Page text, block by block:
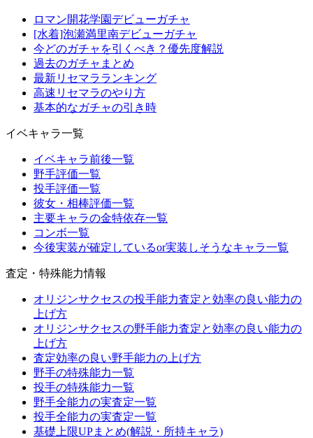
ロマン開花学園デビューガチャ
[水着]泡瀬満里南デビューガチャ
今どのガチャを引くべき？優先度解説
過去のガチャまとめ
最新リセマラランキング
高速リセマラのやり方
基本的なガチャの引き時
イベキャラ一覧
イベキャラ前後一覧
野手評価一覧
投手評価一覧
彼女・相棒評価一覧
主要キャラの金特依存一覧
コンボ一覧
今後実装が確定しているor実装しそうなキャラ一覧
査定・特殊能力情報
オリジンサクセスの投手能力査定と効率の良い能力の
上げ方
オリジンサクセスの野手能力査定と効率の良い能力の
上げ方
査定効率の良い野手能力の上げ方
野手の特殊能力一覧
投手の特殊能力一覧
野手全能力の実査定一覧
投手全能力の実査定一覧
基礎上限UPまとめ(解説・所持キャラ)